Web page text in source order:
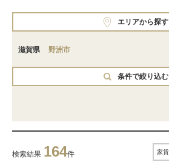
エリアから探す
滋賀県 野洲市
条件で絞り込む
検索結果 164件